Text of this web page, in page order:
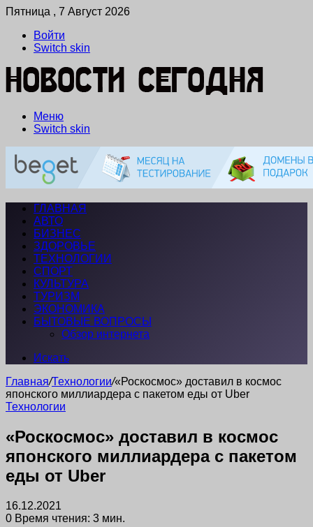
Пятница , 7 Август 2026
Войти
Switch skin
Меню
Switch skin
ГЛАВНАЯ
АВТО
БИЗНЕС
ЗДОРОВЬЕ
ТЕХНОЛОГИИ
СПОРТ
КУЛЬТУРА
ТУРИЗМ
ЭКОНОМИКА
БЫТОВЫЕ ВОПРОСЫ
Обзор интернета
Искать
Главная/Технологии/«Роскосмос» доставил в космос
японского миллиардера с пакетом еды от Uber
Технологии
«Роскосмос» доставил в космос
японского миллиардера с пакетом
еды от Uber
16.12.2021
0 Время чтения: 3 мин.